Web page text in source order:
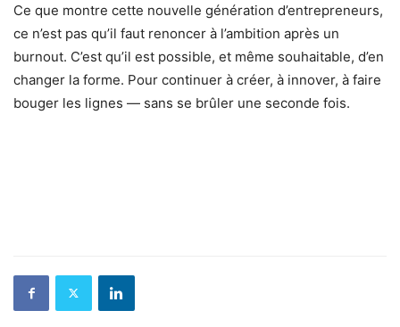
Ce que montre cette nouvelle génération d’entrepreneurs,
ce n’est pas qu’il faut renoncer à l’ambition après un
burnout. C’est qu’il est possible, et même souhaitable, d’en
changer la forme. Pour continuer à créer, à innover, à faire
bouger les lignes — sans se brûler une seconde fois.